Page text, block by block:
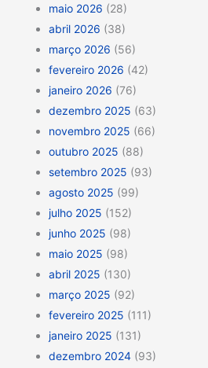
maio 2026 (28)
abril 2026 (38)
março 2026 (56)
fevereiro 2026 (42)
janeiro 2026 (76)
dezembro 2025 (63)
novembro 2025 (66)
outubro 2025 (88)
setembro 2025 (93)
agosto 2025 (99)
julho 2025 (152)
junho 2025 (98)
maio 2025 (98)
abril 2025 (130)
março 2025 (92)
fevereiro 2025 (111)
janeiro 2025 (131)
dezembro 2024 (93)